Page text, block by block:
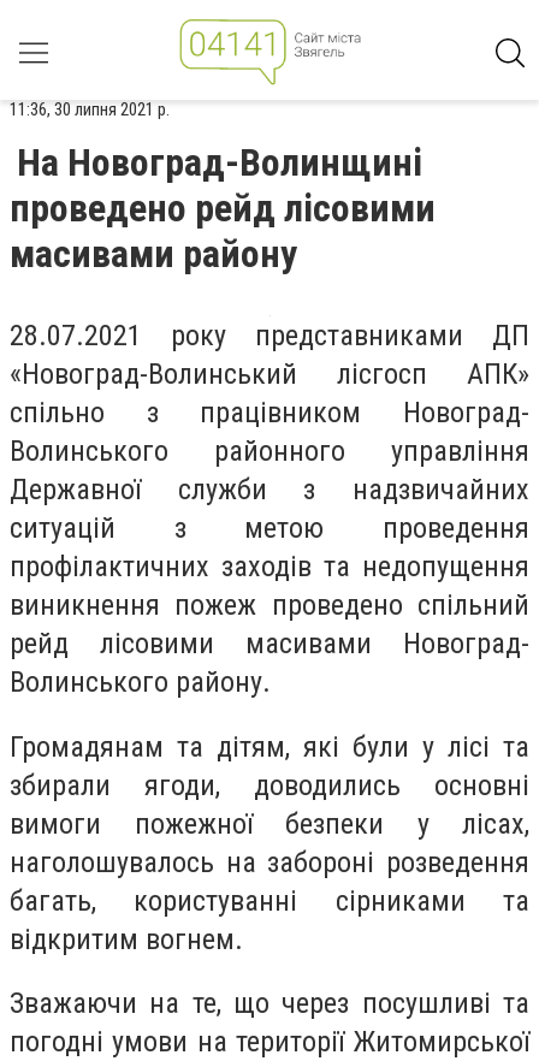
11:36, 30 липня 2021 р.
На Новоград-Волинщині
проведено рейд лісовими
масивами району
28.07.2021 року представниками ДП
«Новоград-Волинський лісгосп АПК»
спільно з працівником Новоград-
Волинського районного управління
Державної служби з надзвичайних
ситуацій з метою проведення
профілактичних заходів та недопущення
виникнення пожеж проведено спільний
рейд лісовими масивами Новоград-
Волинського району.
Громадянам та дітям, які були у лісі та
збирали ягоди, доводились основні
вимоги пожежної безпеки у лісах,
наголошувалось на забороні розведення
багать, користуванні сірниками та
відкритим вогнем.
Зважаючи на те, що через посушливі та
погодні умови на території Житомирської